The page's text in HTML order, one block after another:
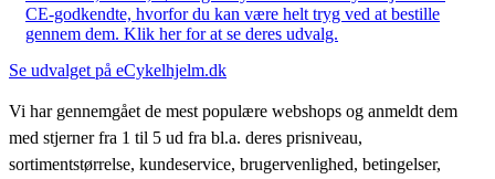
CE-godkendte, hvorfor du kan være helt tryg ved at bestille
gennem dem. Klik her for at se deres udvalg.
Se udvalget på eCykelhjelm.dk
Vi har gennemgået de mest populære webshops og anmeldt dem
med stjerner fra 1 til 5 ud fra bl.a. deres prisniveau,
sortimentstørrelse, kundeservice, brugervenlighed, betingelser,